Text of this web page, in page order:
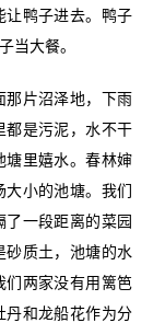
让鸭子进去。鸭子
当大餐。
那片沼泽地，下雨
都是污泥，水不干
塘里嬉水。春林婶
小的池塘。我们
一段距离的菜园
砂质土，池塘的水
们两家没有用篱笆
丹和龙船花作为分